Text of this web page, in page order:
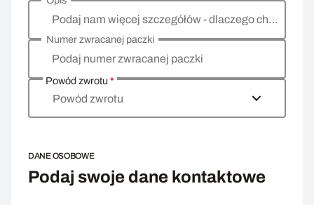
Podaj nam więcej szczegółów - dlaczego chcesz zwrócić towar, co jest powodem?
Podaj numer zwracanej paczki
Numer zwracanej paczki
Powód zwrotu*
Powód zwrotu
DANE OSOBOWE
Podaj swoje dane kontaktowe